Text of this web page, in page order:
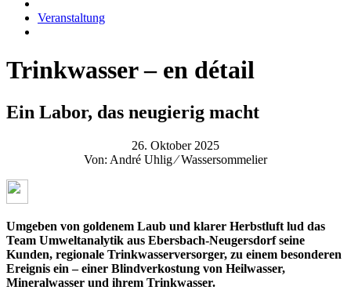
Veranstaltung
Trinkwasser – en détail
Ein Labor, das neugierig macht
26. Oktober 2025
Von: André Uhlig ⁄ Wassersommelier
Umgeben von goldenem Laub und klarer Herbstluft lud das
Team Umweltanalytik aus Ebersbach-Neugersdorf seine
Kunden, regionale Trinkwasserversorger, zu einem besonderen
Ereignis ein – einer Blindverkostung von Heilwasser,
Mineralwasser und ihrem Trinkwasser.